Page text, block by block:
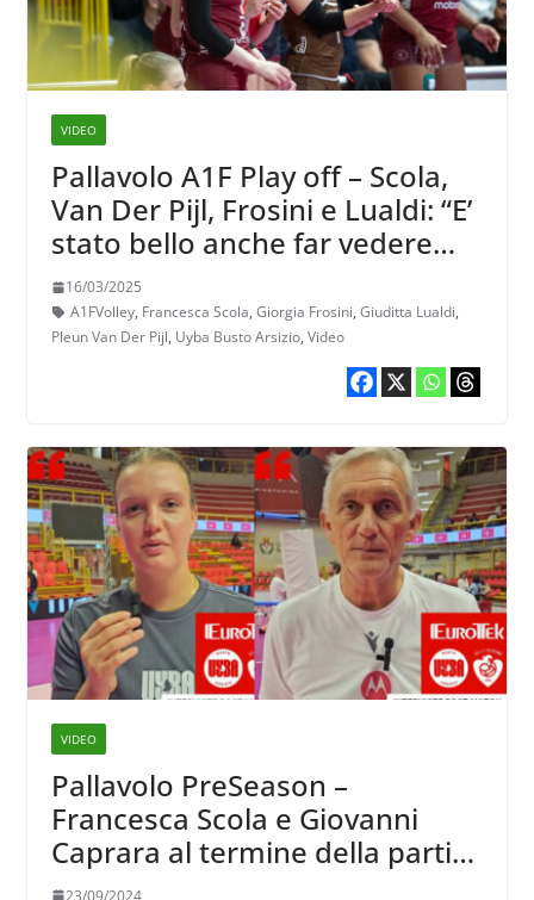
VIDEO
Pallavolo A1F Play off – Scola,
Van Der Pijl, Frosini e Lualdi: “E’
stato bello anche far vedere
come sino all’ultimo abbiamo
lottato”
16/03/2025
A1FVolley, Francesca Scola, Giorgia Frosini, Giuditta Lualdi,
Pleun Van Der Pijl, Uyba Busto Arsizio, Video
VIDEO
Pallavolo PreSeason –
Francesca Scola e Giovanni
Caprara al termine della partita
con il Volley Bergamo: “La
23/09/2024